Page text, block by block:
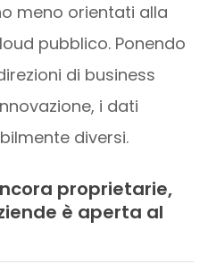
meno orientati alla
pubblico. Ponendo
di business
i dati
diversi.
proprietarie,
è aperta al